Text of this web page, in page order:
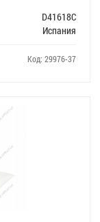
D41618C
Испания
Код: 29976-37